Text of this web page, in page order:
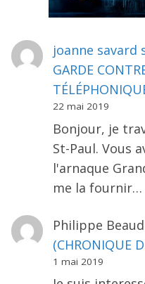
joanne savard
GARDE
22 mai 2019
Bonjour, je
St-Paul. Vous
l'arnaque
me la fournir…
Philippe
(CHRONIQUE
1 mai 2019